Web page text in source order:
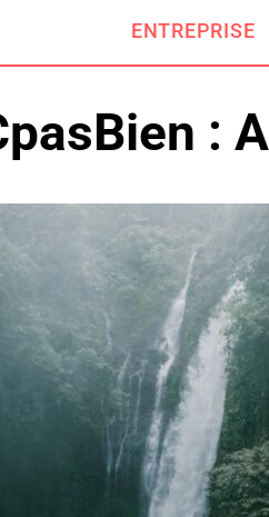
ENTREPRISE
: